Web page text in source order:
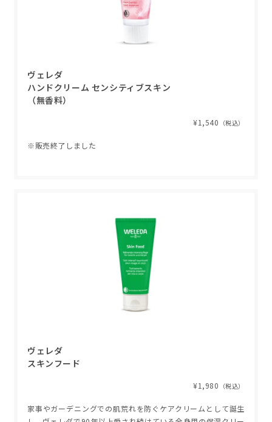
ヴェレダ
ハンドクリーム センシティブスキン
（無香料）
¥1,540 （税込）
※販売終了しました
ヴェレダ
スキンフード
¥1,980 （税込）
家事やガーデニングでの肌荒れを防ぐケアクリームとして誕生